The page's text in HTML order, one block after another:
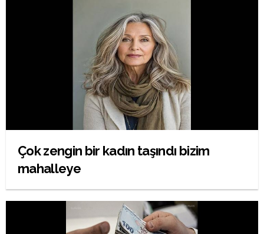
Çok zengin bir kadın taşındı bizim
mahalleye